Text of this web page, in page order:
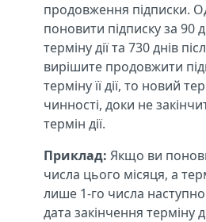
продовження підписки.
поновити підписку за 90
терміну дії та 730 днів
вирішите продовжити
терміну її дії, то новий
чинності, доки не
термін дії.
Приклад: Якщо ви
числа цього місяця, а
лише 1-го числа
дата закінчення терміну